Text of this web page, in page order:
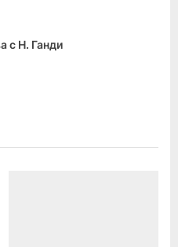
s